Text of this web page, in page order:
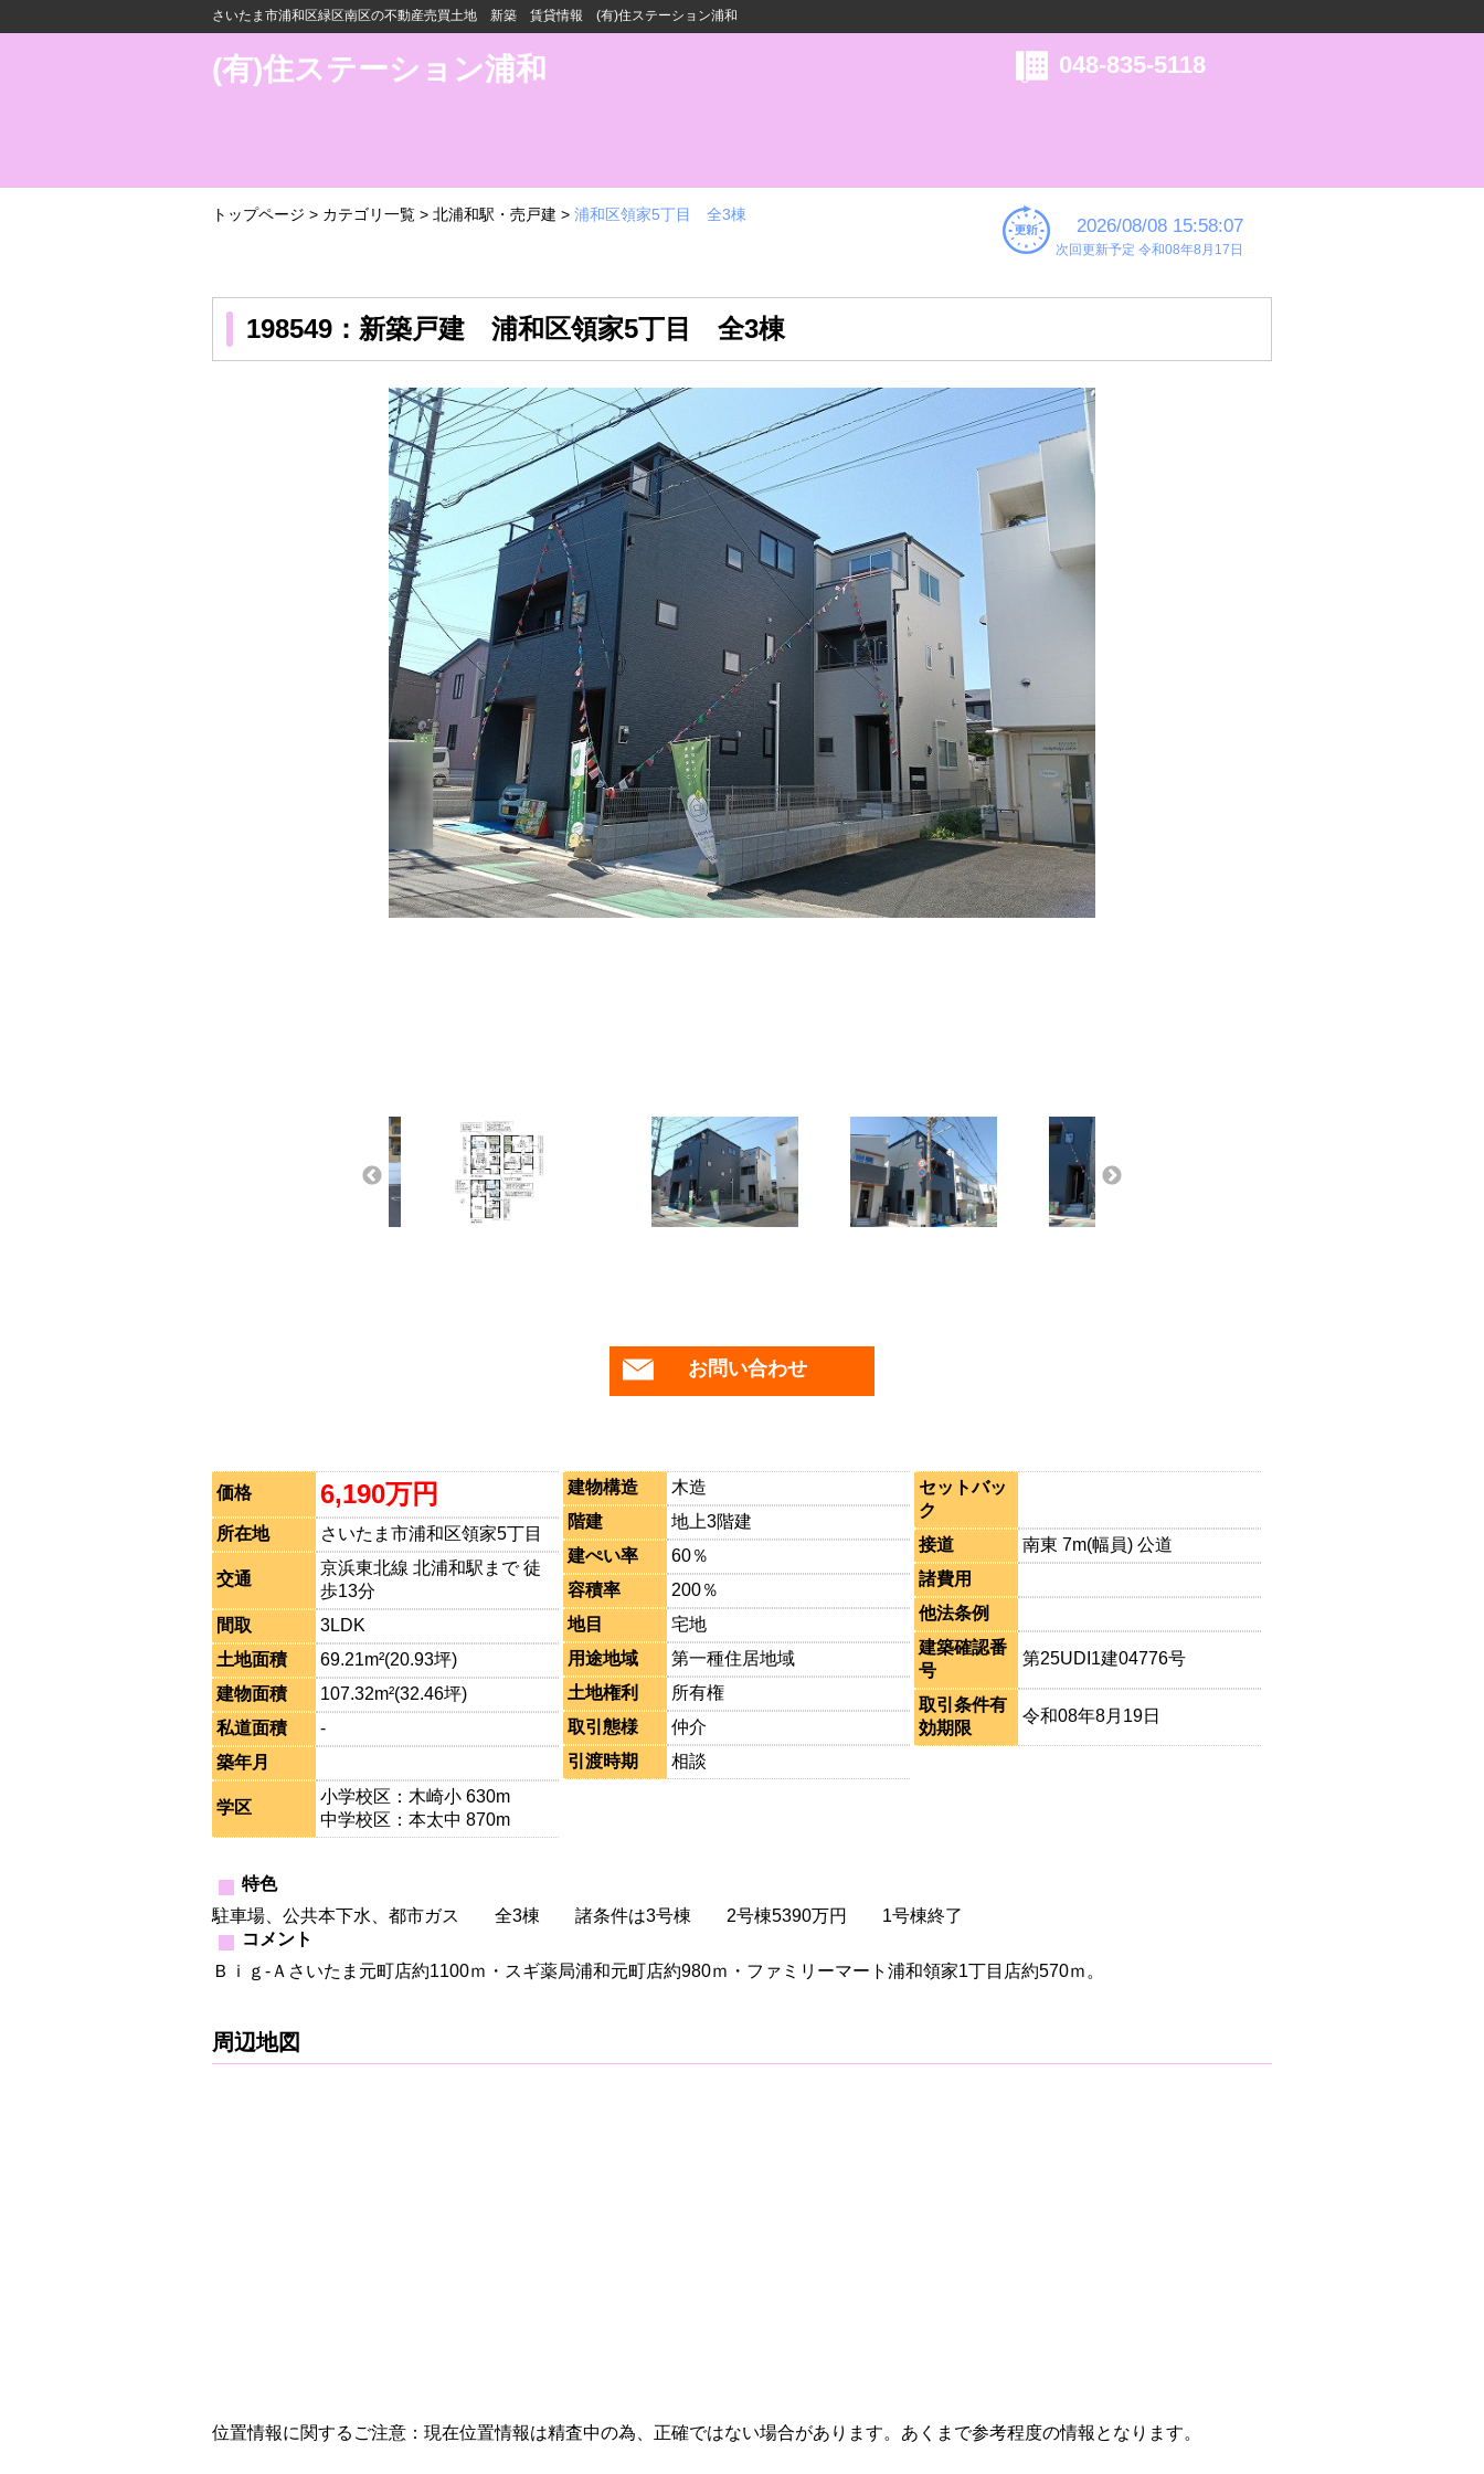
さいたま市浦和区緑区南区の不動産売買土地 新築 賃貸情報 (有)住ステーション浦和
(有)住ステーション浦和 048-835-5118
トップページ > カテゴリ一覧 > 北浦和駅・売戸建 > 浦和区領家5丁目 全3棟
2026/08/08 15:58:07
次回更新予定 令和08年8月17日
198549：新築戸建 浦和区領家5丁目 全3棟
お問い合わせ
価格 6,190万円
所在地 さいたま市浦和区領家5丁目
交通
京浜東北線 北浦和駅まで 徒
歩13分
間取
3LDK
土地面積
69.21m²(20.93坪)
建物面積
107.32m²(32.46坪)
私道面積
-
築年月
学区
小学校区：木崎小 630m
中学校区：本太中 870m
建物構造
木造
階建
地上3階建
建ぺい率
60％
容積率
200％
地目
宅地
用途地域
第一種住居地域
土地権利
所有権
取引態様
仲介
引渡時期
相談
セットバッ
ク
接道
南東 7m(幅員) 公道
諸費用
他法条例
建築確認番
号
第25UDI1建04776号
取引条件有
効期限
令和08年8月19日
特色
駐車場、公共本下水、都市ガス 全3棟 諸条件は3号棟 2号棟5390万円 1号棟終了
コメント
Ｂｉｇ-Ａさいたま元町店約1100ｍ・スギ薬局浦和元町店約980ｍ・ファミリーマート浦和領家1丁目店約570ｍ。
周辺地図
位置情報に関するご注意：現在位置情報は精査中の為、正確ではない場合があります。あくまで参考程度の情報となります。